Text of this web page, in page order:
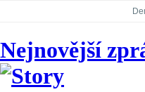
Nejnovější